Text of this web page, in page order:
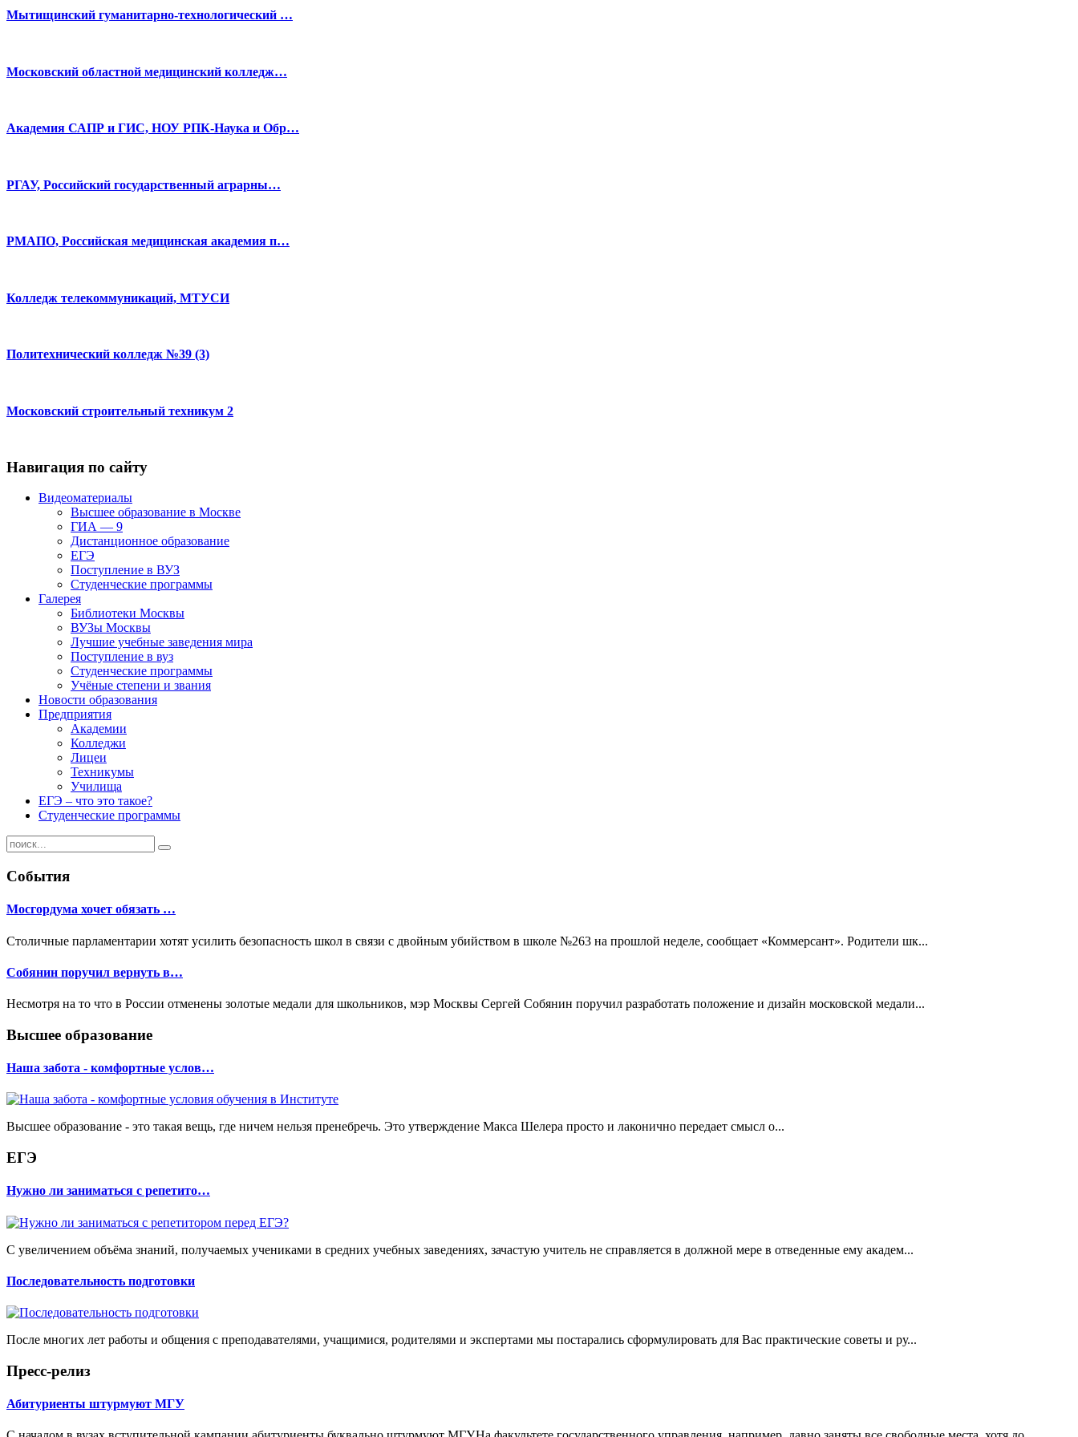
Мытищинский гуманитарно-технологический …
Московский областной медицинский колледж…
Академия САПР и ГИС, НОУ РПК-Наука и Обр…
РГАУ, Российский государственный аграрны…
РМАПО, Российская медицинская академия п…
Колледж телекоммуникаций, МТУСИ
Политехнический колледж №39 (3)
Московский строительный техникум 2
Навигация по сайту
Видеоматериалы
Высшее образование в Москве
ГИА — 9
Дистанционное образование
ЕГЭ
Поступление в ВУЗ
Студенческие программы
Галерея
Библиотеки Москвы
ВУЗы Москвы
Лучшие учебные заведения мира
Поступление в вуз
Студенческие программы
Учёные степени и звания
Новости образования
Предприятия
Академии
Колледжи
Лицеи
Техникумы
Училища
ЕГЭ – что это такое?
Студенческие программы
События
Мосгордума хочет обязать …
Столичные парламентарии хотят усилить безопасность школ в связи с двойным убийством в школе №263 на прошлой неделе, сообщает «Коммерсант». Родители шк...
Собянин поручил вернуть в…
Несмотря на то что в России отменены золотые медали для школьников, мэр Москвы Сергей Собянин поручил разработать положение и дизайн московской медали...
Высшее образование
Наша забота - комфортные услов…
Высшее образование - это такая вещь, где ничем нельзя пренебречь. Это утверждение Макса Шелера просто и лаконично передает смысл о...
ЕГЭ
Нужно ли заниматься с репетито…
С увеличением объёма знаний, получаемых учениками в средних учебных заведениях, зачастую учитель не справляется в должной мере в отведенные ему академ...
Последовательность подготовки
После многих лет работы и общения с преподавателями, учащимися, родителями и экспертами мы постарались сформулировать для Вас практические советы и ру...
Пресс-релиз
Абитуриенты штурмуют МГУ